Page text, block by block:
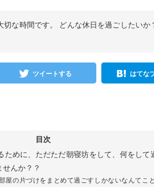
な時間です。 どんな休日を過ごしたいか
ツイートする はてな
目次
ために、ただただ朝寝坊をして、何をして
んか？？
屋の片づけをまとめて過ごすしかないなんてこ